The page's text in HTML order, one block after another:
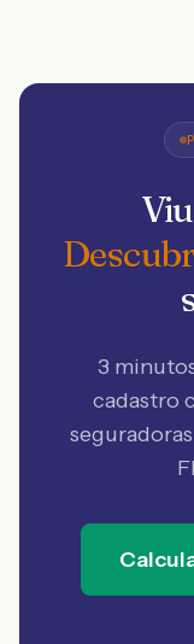
3
cadastro
seguradoras